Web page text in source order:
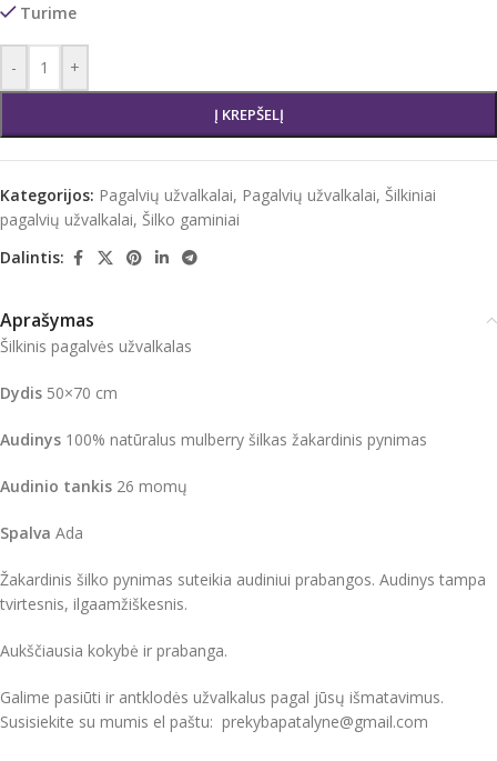
Turime
- +
Į KREPŠELĮ
Kategorijos: Pagalvių užvalkalai, Pagalvių užvalkalai, Šilkiniai
pagalvių užvalkalai, Šilko gaminiai
Dalintis:
Aprašymas
Šilkinis pagalvės užvalkalas
Dydis 50×70 cm
Audinys 100% natūralus mulberry šilkas žakardinis pynimas
Audinio tankis 26 momų
Spalva Ada
Žakardinis šilko pynimas suteikia audiniui prabangos. Audinys tampa
tvirtesnis, ilgaamžiškesnis.
Aukščiausia kokybė ir prabanga.
Galime pasiūti ir antklodės užvalkalus pagal jūsų išmatavimus.
Susisiekite su mumis el paštu: prekybapatalyne@gmail.com